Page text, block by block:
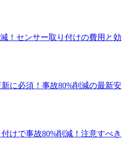
！センサー取り付けの費用と効
に必須！事故80%削減の最新安
けで事故80%削減！注意すべき